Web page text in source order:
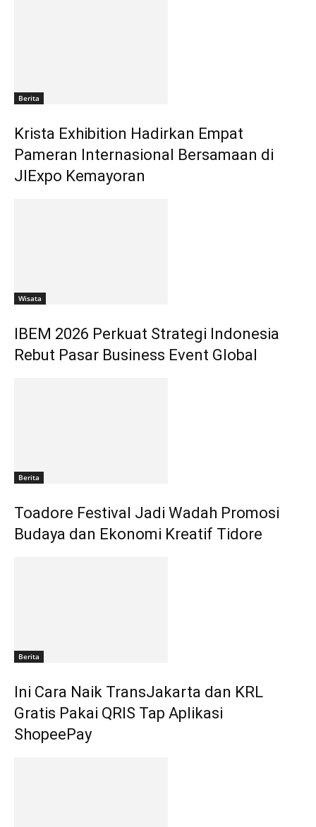
Berita
Krista Exhibition Hadirkan Empat
Pameran Internasional Bersamaan di
JIExpo Kemayoran
Wisata
IBEM 2026 Perkuat Strategi Indonesia
Rebut Pasar Business Event Global
Berita
Toadore Festival Jadi Wadah Promosi
Budaya dan Ekonomi Kreatif Tidore
Berita
Ini Cara Naik TransJakarta dan KRL
Gratis Pakai QRIS Tap Aplikasi
ShopeePay